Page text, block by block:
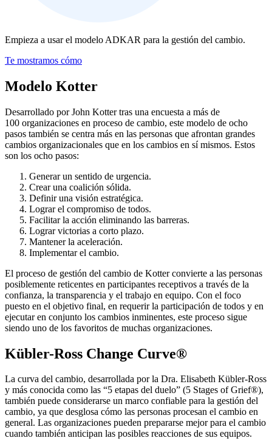
Empieza a usar el modelo ADKAR para la gestión del cambio.
Te mostramos cómo
Modelo Kotter
Desarrollado por John Kotter tras una encuesta a más de
100 organizaciones en proceso de cambio, este modelo de ocho
pasos también se centra más en las personas que afrontan grandes
cambios organizacionales que en los cambios en sí mismos. Estos
son los ocho pasos:
Generar un sentido de urgencia.
Crear una coalición sólida.
Definir una visión estratégica.
Lograr el compromiso de todos.
Facilitar la acción eliminando las barreras.
Lograr victorias a corto plazo.
Mantener la aceleración.
Implementar el cambio.
El proceso de gestión del cambio de Kotter convierte a las personas
posiblemente reticentes en participantes receptivos a través de la
confianza, la transparencia y el trabajo en equipo. Con el foco
puesto en el objetivo final, en requerir la participación de todos y en
ejecutar en conjunto los cambios inminentes, este proceso sigue
siendo uno de los favoritos de muchas organizaciones.
Kübler-Ross Change Curve®
La curva del cambio, desarrollada por la Dra. Elisabeth Kübler-Ross
y más conocida como las “5 etapas del duelo” (5 Stages of Grief®),
también puede considerarse un marco confiable para la gestión del
cambio, ya que desglosa cómo las personas procesan el cambio en
general. Las organizaciones pueden prepararse mejor para el cambio
cuando también anticipan las posibles reacciones de sus equipos.